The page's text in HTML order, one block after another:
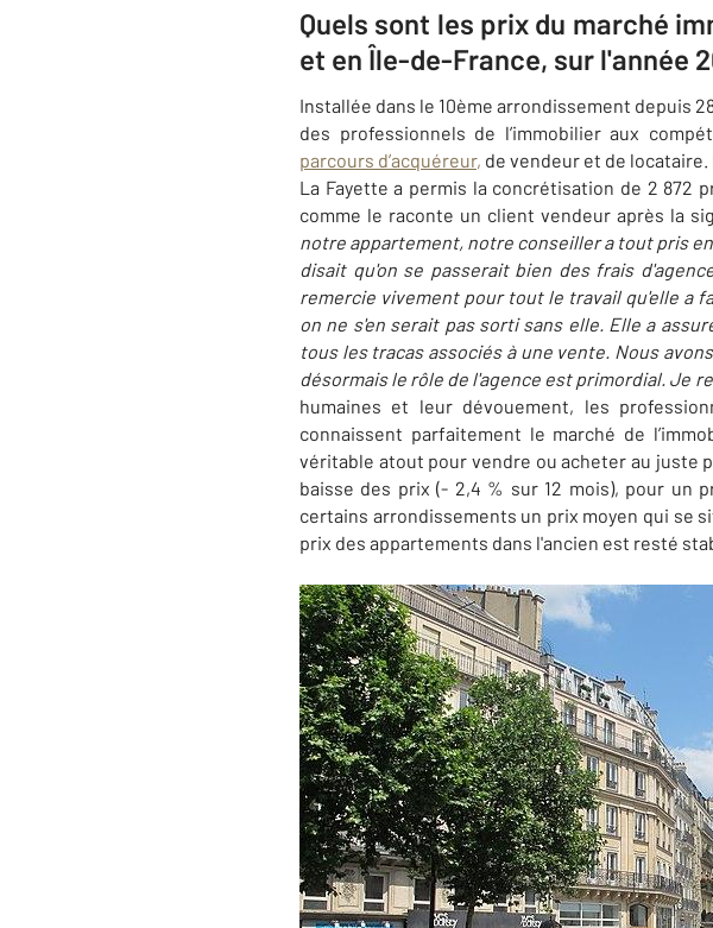
Quels sont les prix du marché
et en Île-de-France, sur l'année
Installée dans le 10ème arrondissement depuis
des professionnels de l’immobilier aux
parcours d’acquéreur, de vendeur et de locataire.
La Fayette a permis la concrétisation de 2 872
comme le raconte un client vendeur après la
notre appartement, notre conseiller a tout pris
disait qu'on se passerait bien des frais
remercie vivement pour tout le travail qu'elle a
on ne s'en serait pas sorti sans elle. Elle a
tous les tracas associés à une vente. Nous
désormais le rôle de l'agence est primordial. Je
humaines et leur dévouement, les
connaissent parfaitement le marché de
véritable atout pour vendre ou acheter au juste
baisse des prix (- 2,4 % sur 12 mois), pour un
certains arrondissements un prix moyen qui se
prix des appartements dans l'ancien est resté